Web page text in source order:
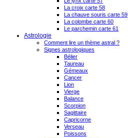
La croix carte 58
La chauve souris carte 59
La colombe carte 60
Le parchemin carte 61
Astrologie
Comment lire un thème astral ?
Signes astrologiques
Bélier
Taureau
Gémeaux
Cancer
Lion
Vierge
Balance
Scorpion
Sagittaire
Capricorne
Verseau
Poissons